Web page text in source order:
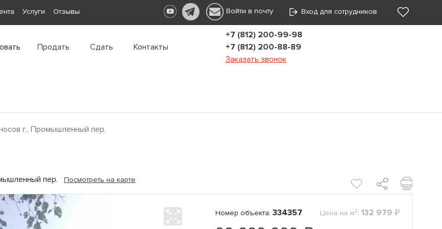
Услуги Отзывы Войти в почту Вход для сотрудников
Продать Сдать Контакты
+7 (812) 200-99-98
+7 (812) 200-88-89
Заказать звонок
г., Промышленный пер.
пер. Посмотреть на карте
Номер объекта: 334357 Цена на м2: 132 979 ₽